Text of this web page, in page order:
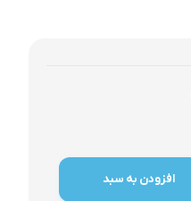
افزودن به سبد